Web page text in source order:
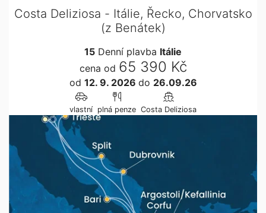
Costa Deliziosa - Itálie, Řecko, Chorvatsko
(z Benátek)
15 Denní plavba Itálie
cena od 65 390 Kč
od 12. 9. 2026 do 26.09.26
vlastní plná penze Costa Deliziosa